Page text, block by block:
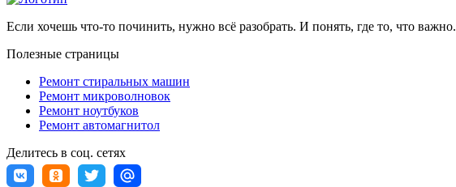
Если хочешь что-то починить, нужно всё разобрать. И понять, где то, что важно.
Полезные страницы
Ремонт стиральных машин
Ремонт микроволновок
Ремонт ноутбуков
Ремонт автомагнитол
Делитесь в соц. сетях